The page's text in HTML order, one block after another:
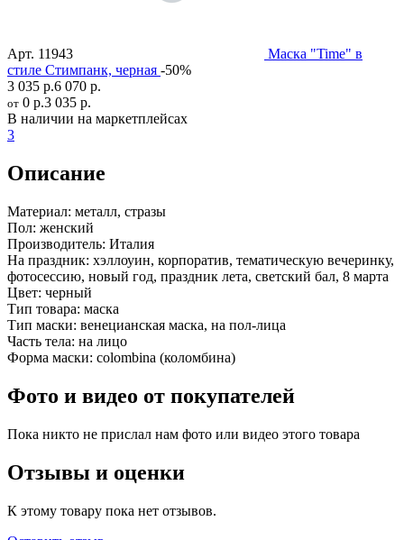
Арт. 11943
Маска "Time" в
стиле Стимпанк, черная -50%
3 035 р.6 070 р.
от 0 р.3 035 р.
В наличии на маркетплейсах
3
Описание
Материал: металл, стразы
Пол: женский
Производитель: Италия
На праздник: хэллоуин, корпоратив, тематическую вечеринку,
фотосессию, новый год, праздник лета, светский бал, 8 марта
Цвет: черный
Тип товара: маска
Тип маски: венецианская маска, на пол-лица
Часть тела: на лицо
Форма маски: colombina (коломбина)
Фото и видео от покупателей
Пока никто не прислал нам фото или видео этого товара
Отзывы и оценки
К этому товару пока нет отзывов.